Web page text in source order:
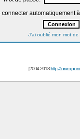
connecter automatiquement
J'ai oublié mon mot de
[2004-2018http://